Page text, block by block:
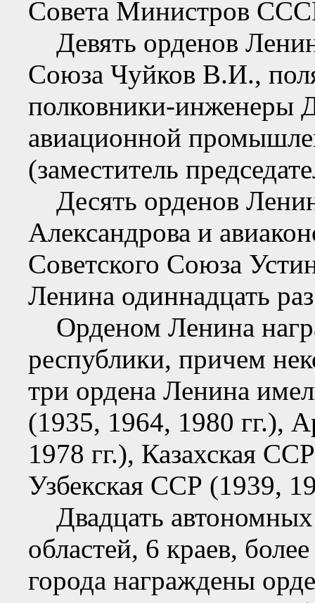
Совета Министров
Девять орденов
Союза Чуйков В.И.,
полковники-инженеры
авиационной
(заместитель
Десять орденов
Александрова и
Советского Союза
Ленина одиннадцать
Орденом Ленина
республики, причем
три ордена Ленина
(1935, 1964, 1980 гг.),
1978 гг.), Казахская
Узбекская ССР (1939,
Двадцать
областей, 6 краев,
города награждены